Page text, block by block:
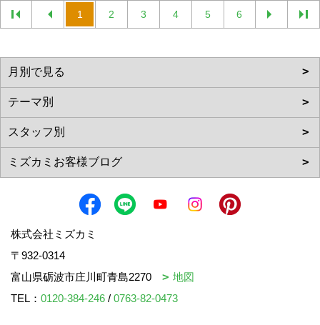
1 2 3 4 5 6
株式会社ミズカミ
〒932-0314
富山県砺波市庄川町青島2270
地図
TEL： 0120-384-246 / 0763-82-0473